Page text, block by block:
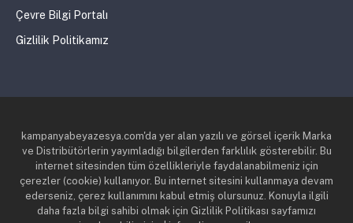
Çevre Bilgi Portalı
Gizlilik Politikamız
kampanyabeyazesya.com'da yer alan yazılı ve görsel içerik Marka
ve Distribütörlerin yayımladığı bilgilerden farklılık gösterebilir. Bu
internet sitesinden tüm özellikleriyle faydalanabilmeniz için
çerezler (cookie) kullanıyor. Bu internet sitesini kullanmaya devam
ederseniz, çerez kullanımını kabul etmiş olursunuz. Konuyla ilgili
daha fazla bilgi sahibi olmak için Gizlilik Politikası sayfamızı